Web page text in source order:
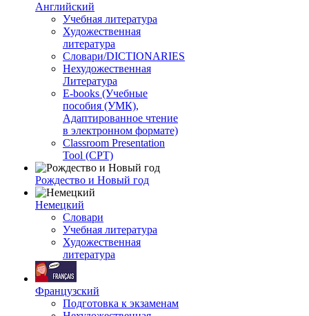
Английский
Учебная литература
Художественная
литература
Словари/DICTIONARIES
Нехудожественная
Литература
E-books (Учебные
пособия (УМК),
Адаптированное чтение
в электронном формате)
Classroom Presentation
Tool (CPT)
Рождество и Новый год
Немецкий
Словари
Учебная литература
Художественная
литература
Французский
Подготовка к экзаменам